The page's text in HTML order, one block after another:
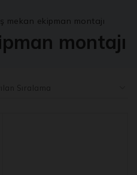
mekan ekipman montajı
montajı